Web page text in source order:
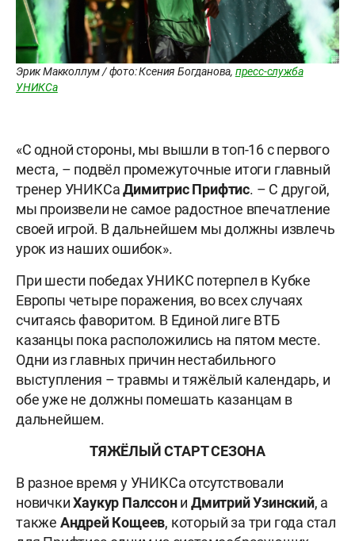
Эрик Макколлум / фото: Ксения Богданова, пресс-служба
УНИКСа
«С одной стороны, мы вышли в топ-16 с первого
места, – подвёл промежуточные итоги главный
тренер УНИКСаДимитрисПрифтис. – С другой,
мы произвели не самое радостное впечатление
своей игрой. В дальнейшем мы должны извлечь
урок из наших ошибок».
При шести победах УНИКС потерпел в Кубке
Европы четыре поражения, во всех случаях
считаясь фаворитом. В Единой лиге ВТБ
казанцы пока расположились на пятом месте.
Одни из главных причин нестабильного
выступления – травмы и тяжёлый календарь, и
обе уже не должны помешать казанцам в
дальнейшем.
ТЯЖЁЛЫЙ СТАРТ СЕЗОНА
В разное время у УНИКСа отсутствовали
новичкиХаукур ПалссониДмитрийУзинский, а
также АндрейКощеев, который за три года стал